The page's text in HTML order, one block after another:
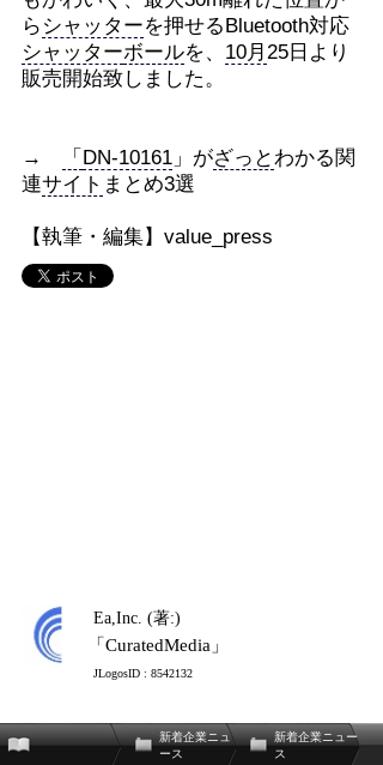
ら シャッターを押せるBluetooth対応
シャッターボールを、 10月 25日より
販売開始致しました。
→ 「 DN-10161」がざっとわかる関
連サイト まとめ3選
【執筆・編集】value_press
Ea,Inc. (著:)
「CuratedMedia」
JLogosID : 8542132
新着企業ニュ
ース
新着企業ニュー
ス